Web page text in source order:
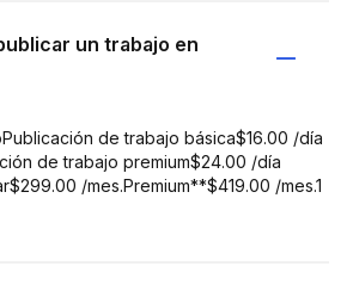
un trabajo en
de trabajo básica$16.00 /día
de trabajo premium$24.00 /día
/mes.Premium**$419.00 /mes.1